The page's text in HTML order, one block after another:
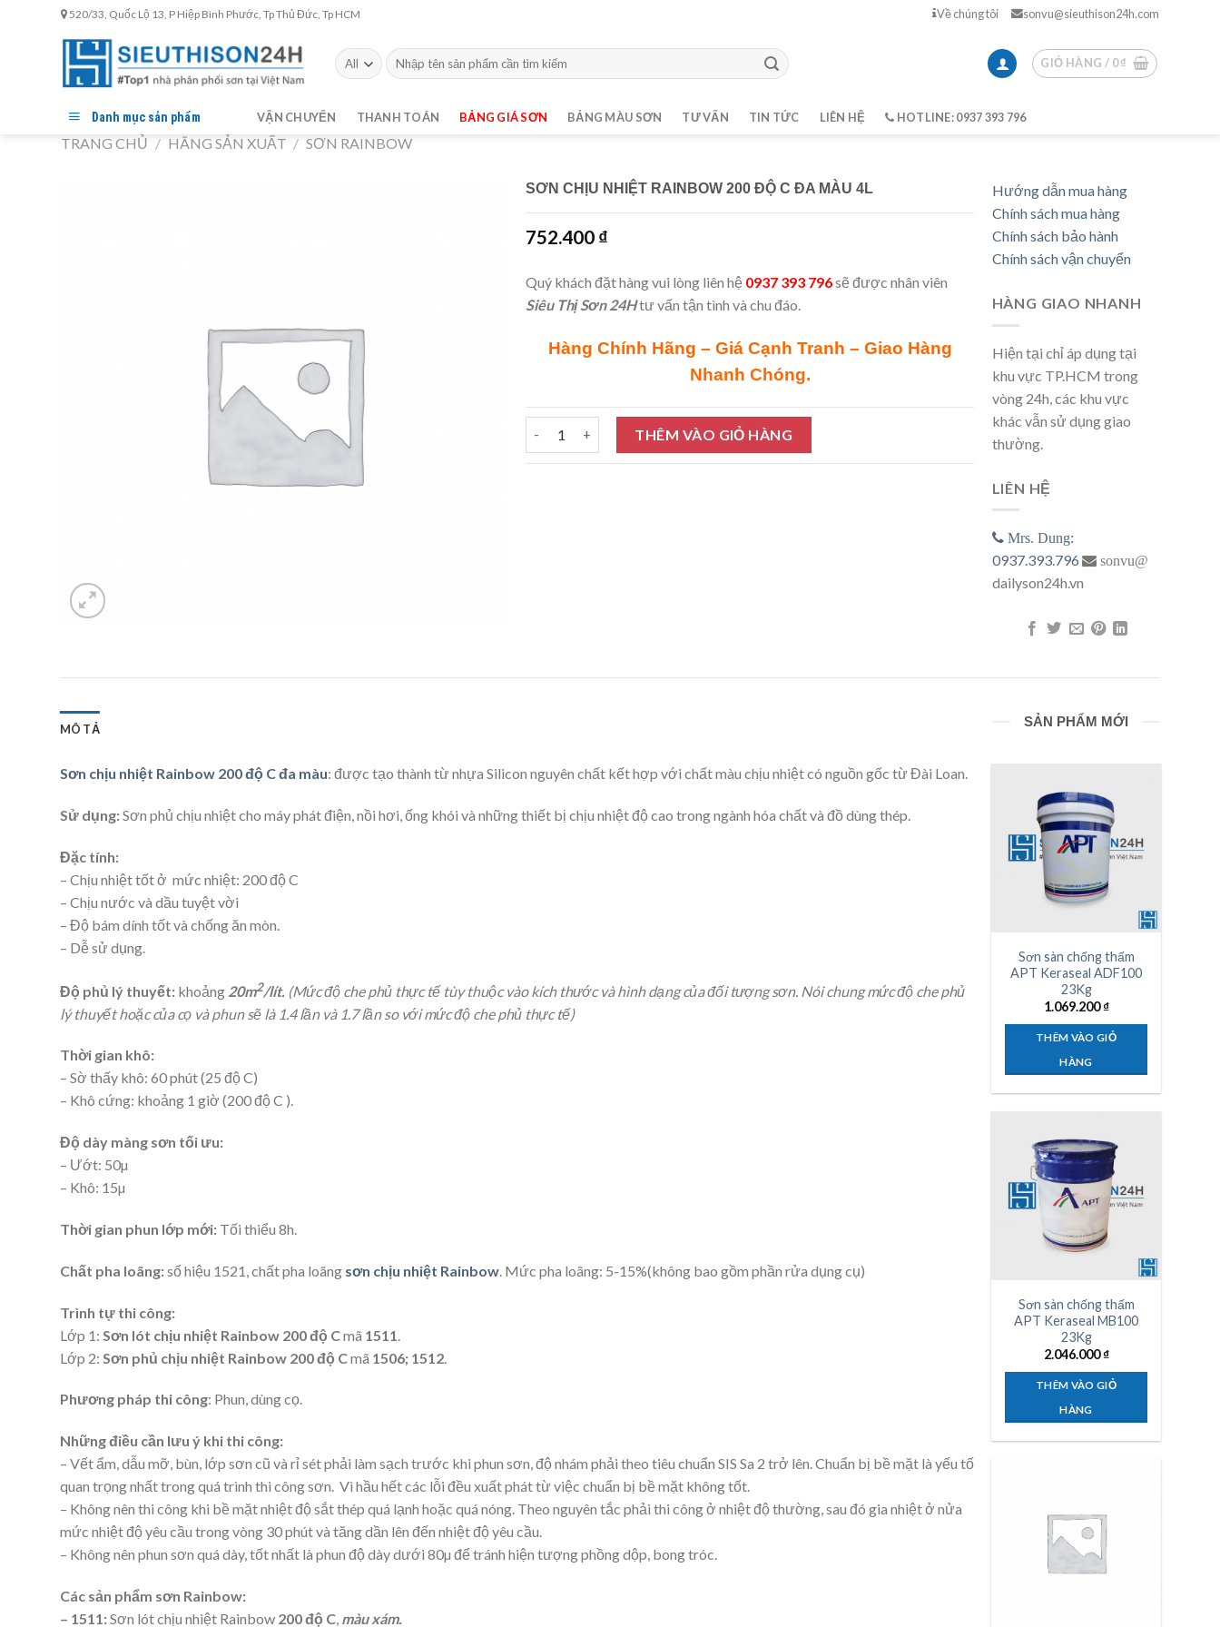
520/33, Quốc Lộ 13, P Hiệp Bình Phước, Tp Thủ Đức, Tp HCM Về chúng tôi sonvu@sieuthison24h.com
Tìm
kiếm:
GIỎ HÀNG / 0₫
Danh mục sản phẩm VẬN CHUYỂN THANH TOÁN BẢNG GIÁ SƠN BẢNG MÀU SƠN TƯ VẤN TIN TỨC LIÊN HỆ HOTLINE: 0937 393 796
TRANG CHỦ / HÃNG SẢN XUẤT / SƠN RAINBOW
SƠN CHỊU NHIỆT RAINBOW 200 ĐỘ C ĐA MÀU 4L
752.400 ₫
Quý khách đặt hàng vui lòng liên hệ 0937 393 796sẽ được nhân viên
Siêu Thị Sơn 24Htư vấn tận tình và chu đáo.
Hàng Chính Hãng – Giá Cạnh Tranh – Giao Hàng
Nhanh Chóng.
Sơn chịu nhiệt Rainbow 200 độ C đa màu 4L số lượng
THÊM VÀO GIỎ HÀNG
Hướng dẫn mua hàng
Chính sách mua hàng
Chính sách bảo hành
Chính sách vận chuyển
HÀNG GIAO NHANH
Hiện tại chỉ áp dụng tại
khu vực TP.HCM trong
vòng 24h, các khu vực
khác vẫn sử dụng giao
thường.
LIÊN HỆ
Mrs. Dung:
0937.393.796 sonvu@
dailyson24h.vn
MÔ TẢ
Sơn chịu nhiệt Rainbow 200 độ C đa màu: được tạo thành từ nhựa Silicon nguyên chất kết hợp với chất màu chịu nhiệt có nguồn gốc từ Đài Loan.
Sử dụng:Sơn phủ chịu nhiệt cho máy phát điện, nồi hơi, ống khói và những thiết bị chịu nhiệt độ cao trong ngành hóa chất và đồ dùng thép.
Đặc tính:
– Chịu nhiệt tốt ở mức nhiệt: 200 độ C
– Chịu nước và dầu tuyệt vời
– Độ bám dính tốt và chống ăn mòn.
– Dễ sử dụng.
Độ phủ lý thuyết:khoảng 20m2/lít. (Mức độ che phủ thực tế tùy thuộc vào kích thước và hình dạng của đối tượng sơn. Nói chung mức độ che phủ
lý thuyết hoặc của cọ và phun sẽ là 1.4 lần và 1.7 lần so với mức độ che phủ thực tế)
Thời gian khô:
– Sờ thấy khô: 60 phút (25 độ C)
– Khô cứng: khoảng 1 giờ (200 độ C ).
Độ dày màng sơn tối ưu:
– Ướt: 50µ
– Khô: 15µ
Thời gian phun lớp mới:Tối thiểu 8h.
Chất pha loãng:số hiệu 1521, chất pha loãng sơn chịu nhiệt Rainbow. Mức pha loãng: 5-15%(không bao gồm phần rửa dụng cụ)
Trình tự thi công:
Lớp 1: Sơn lót chịu nhiệt Rainbow 200 độ Cmã 1511
Lớp 2: Sơn phủ chịu nhiệt Rainbow 200 độ Cmã 1506; 1512.
Phương pháp thi công: Phun, dùng cọ.
Những điều cần lưu ý khi thi công:
– Vết ẩm, dẫu mỡ, bùn, lớp sơn cũ và rỉ sét phải làm sạch trước khi phun sơn, độ nhám phải theo tiêu chuẩn SIS Sa 2 trở lên. Chuẩn bị bề mặt là yếu tố
quan trọng nhất trong quá trình thi công sơn. Vì hầu hết các lỗi đều xuất phát từ việc chuẩn bị bề mặt không tốt.
– Không nên thi công khi bề mặt nhiệt độ sắt thép quá lạnh hoặc quá nóng. Theo nguyên tắc phải thi công ở nhiệt độ thường, sau đó gia nhiệt ở nửa
mức nhiệt độ yêu cầu trong vòng 30 phút và tăng dần lên đến nhiệt độ yêu cầu.
– Không nên phun sơn quá dày, tốt nhất là phun độ dày dưới 80µ để tránh hiện tượng phồng dộp, bong tróc.
Các sản phẩm sơn Rainbow:
– 1511:Sơn lót chịu nhiệt Rainbow 200 độ C,màu xám.
SẢN PHẨM MỚI
Sơn sàn chống thấm
APT Keraseal ADF100
23Kg
1.069.200₫
THÊM VÀO GIỎ
HÀNG
Sơn sàn chống thấm
APT Keraseal MB100
23Kg
2.046.000₫
THÊM VÀO GIỎ
HÀNG